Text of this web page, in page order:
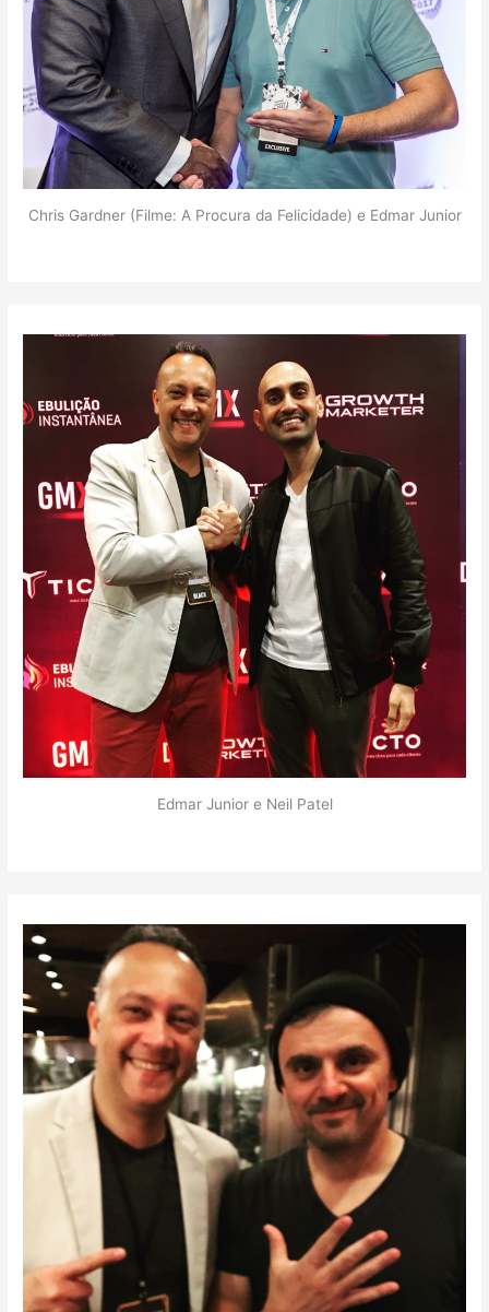
Chris Gardner (Filme: A Procura da Felicidade) e Edmar Junior
Edmar Junior e Neil Patel